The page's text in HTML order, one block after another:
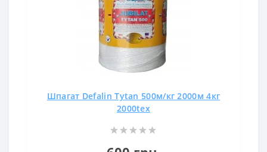
Шпагат Defalin Tytan 500м/кг 2000м 4кг
2000tex